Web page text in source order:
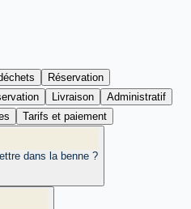
Réservation
Livraison
Administratif
Tarifs et paiement
dans la benne ?